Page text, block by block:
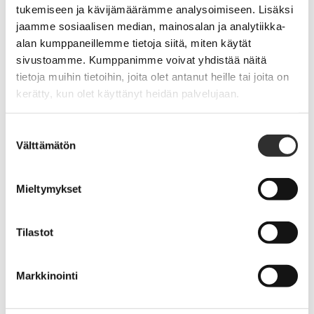
tukemiseen ja kävijämäärämme analysoimiseen. Lisäksi
jaamme sosiaalisen median, mainosalan ja analytiikka-
alan kumppaneillemme tietoja siitä, miten käytät
sivustoamme. Kumppanimme voivat yhdistää näitä
tietoja muihin tietoihin, joita olet antanut heille tai joita on
kerätty, kun olet käyttänyt heidän palvelujaan.
valinta
Välttämätön
Mieltymykset
Tilastot
Markkinointi
Hong Kongin opintomatka 2027
30.4.2026·
Pappisliiton kirkkoherraseminaari 10.–
12.5.2027
30.4.2026 ·